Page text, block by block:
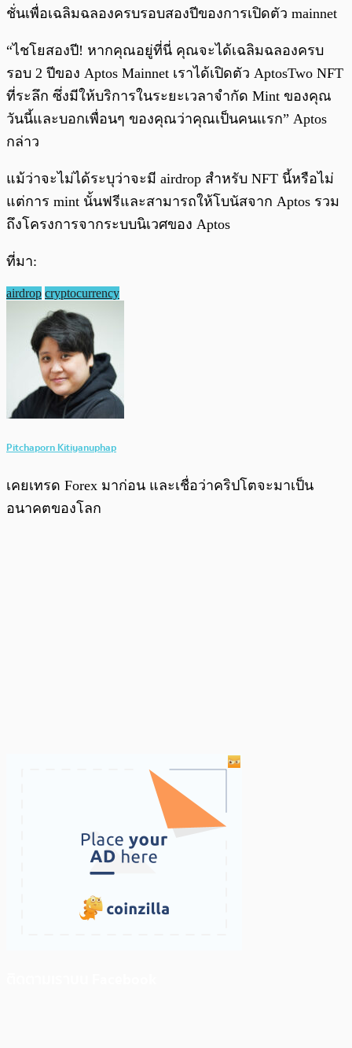
ชั่นเพื่อเฉลิมฉลองครบรอบสองปีของการเปิดตัว mainnet
“ไชโยสองปี! หากคุณอยู่ที่นี่ คุณจะได้เฉลิมฉลองครบ
รอบ 2 ปีของ Aptos Mainnet เราได้เปิดตัว AptosTwo NFT
ที่ระลึก ซึ่งมีให้บริการในระยะเวลาจำกัด Mint ของคุณ
วันนี้และบอกเพื่อนๆ ของคุณว่าคุณเป็นคนแรก” Aptos
กล่าว
แม้ว่าจะไม่ได้ระบุว่าจะมี airdrop สำหรับ NFT นี้หรือไม่
แต่การ mint นั้นฟรีและสามารถให้โบนัสจาก Aptos รวม
ถึงโครงการจากระบบนิเวศของ Aptos
ที่มา:
airdrop cryptocurrency
Pitchaporn Kitiyanuphap
เคยเทรด Forex มาก่อน และเชื่อว่าคริปโตจะมาเป็น
อนาคตของโลก